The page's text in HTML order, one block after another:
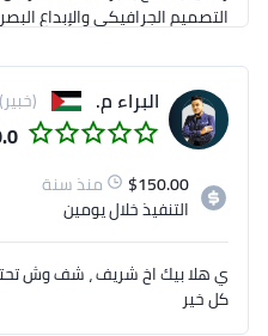
التي تلبي تطلعاتك..  تفضل
البراء م. (خبير)
$150.00
منذ سنة
التنفيذخلال يومين
ي هلا بيك اخ شريف ، شف وش
كل خير